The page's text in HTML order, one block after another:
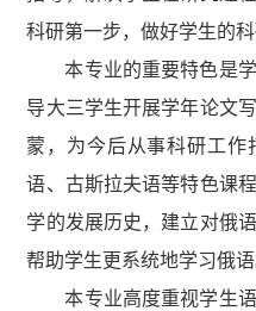
科研第一步，做好学生的科
本专业的重要特色是
导大三学生开展学年论文
蒙，为今后从事科研工作
语、古斯拉夫语等特色课
学的发展历史，建立对俄
帮助学生更系统地学习俄语
本专业高度重视学生